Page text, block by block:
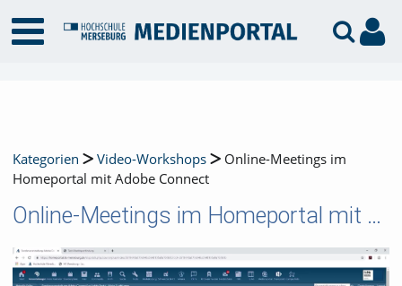
Kategorien Video-Workshops
Online-Meetings im
Homeportal mit Adobe Connect
Online-Meetings im Homeportal mit Adobe Connect